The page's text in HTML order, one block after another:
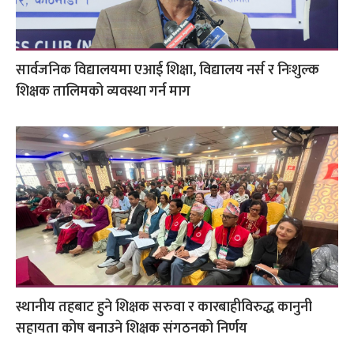
सार्वजनिक विद्यालयमा एआई शिक्षा, विद्यालय नर्स र निःशुल्क
शिक्षक तालिमको व्यवस्था गर्न माग
स्थानीय तहबाट हुने शिक्षक सरुवा र कारबाहीविरुद्ध कानुनी
सहायता कोष बनाउने शिक्षक संगठनको निर्णय